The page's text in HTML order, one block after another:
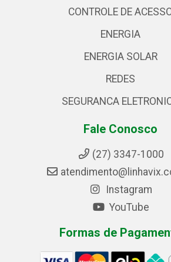
CONTROLE DE
ENERGIA
ENERGIA SOLAR
REDES
SEGURANCA
Fale Conosco
(27) 3347-1000
Instagram
YouTube
Formas de